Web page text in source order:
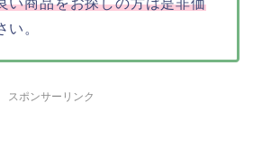
い商品をお探しの方は是非価
い。
スポンサーリンク